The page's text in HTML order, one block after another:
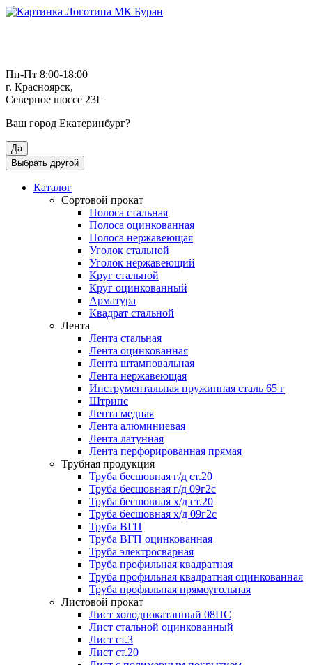
Пн-Пт 8:00-18:00
г. Красноярск,
Северное шоссе 23Г
Ваш город Екатеринбург?
Да
Выбрать другой
Каталог
Сортовой прокат
Полоса стальная
Полоса оцинкованная
Полоса нержавеющая
Уголок стальной
Уголок нержавеющий
Круг стальной
Круг оцинкованный
Арматура
Квадрат стальной
Лента
Лента стальная
Лента оцинкованная
Лента штамповальная
Лента нержавеющая
Инструментальная пружинная сталь 65 г
Штрипс
Лента медная
Лента алюминиевая
Лента латунная
Лента перфорированная прямая
Трубная продукция
Труба бесшовная г/д ст.20
Труба бесшовная г/д 09г2с
Труба бесшовная х/д ст.20
Труба бесшовная х/д 09г2с
Труба ВГП
Труба ВГП оцинкованная
Труба электросварная
Труба профильная квадратная
Труба профильная квадратная оцинкованная
Труба профильная прямоугольная
Листовой прокат
Лист холоднокатанный 08ПС
Лист стальной оцинкованный
Лист ст.3
Лист ст.20